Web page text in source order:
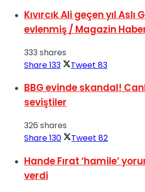
Kıvırcık Ali geçen yıl Aslı
evlenmiş / Magazin
333 shares
Share133 Tweet 83
BBG evinde skandal!
seviştiler
326 shares
Share130 Tweet 82
Hande Fırat ‘hamile’
verdi